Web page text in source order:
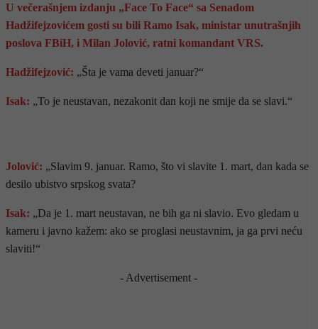
U večerašnjem izdanju „Face To Face“ sa Senadom
Hadžifejzovićem gosti su bili Ramo Isak, ministar unutrašnjih
poslova FBiH, i Milan Jolović, ratni komandant VRS.
Hadžifejzović: „Šta je vama deveti januar?“
Isak: „To je neustavan, nezakonit dan koji ne smije da se slavi.“
Jolović: „Slavim 9. januar. Ramo, što vi slavite 1. mart, dan kada se
desilo ubistvo srpskog svata?
Isak: „Da je 1. mart neustavan, ne bih ga ni slavio. Evo gledam u
kameru i javno kažem: ako se proglasi neustavnim, ja ga prvi neću
slaviti!“
- Advertisement -